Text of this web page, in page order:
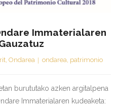
Immaterialaren
, Ondarea ondarea, patrimonio
burututako azken argitalpena
Immaterialaren kudeaketa: